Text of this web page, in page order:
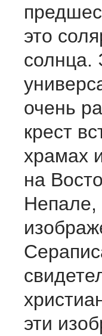
это
солнца.
очень
крест
храмах
на
Непале,
эти